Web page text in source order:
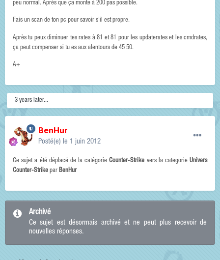
peu normal. Après que ça monte à 200 pas possible.
Fais un scan de ton pc pour savoir s'il est propre.
Après tu peux diminuer tes rates à 81 et 81 pour les updaterates et les cmdrates,
ça peut compenser si tu es aux alentours de 45 50.
A+
3 years later...
BenHur
Posté(e) le 1 juin 2012
Ce sujet a été déplacé de la catégorieCounter-Strike vers la categorieUnivers
Counter-Strike par BenHur
Archivé
Ce sujet est désormais archivé et ne peut plus recevoir de
nouvelles réponses.